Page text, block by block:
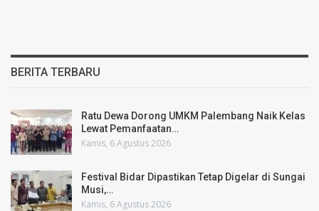
BERITA TERBARU
Ratu Dewa Dorong UMKM Palembang Naik Kelas
Lewat Pemanfaatan…
Kamis, 6 Agustus 2026
Festival Bidar Dipastikan Tetap Digelar di Sungai
Musi,…
Kamis, 6 Agustus 2026